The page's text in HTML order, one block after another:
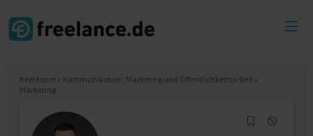
freelancer » Kommunikation, Marketing und Öffentlichkeitsarbeit »
Marketing